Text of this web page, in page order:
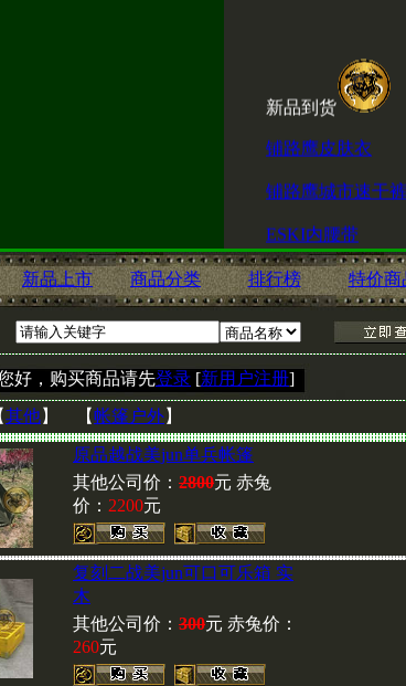
新品到货
铺路鹰皮肤衣
铺路鹰城市速干裤
ESKI内腰带
喜讯！赤
击
http://
现赤兔新到瑞士
发光材料，保证
赤兔新到各种图
新品上市 商品分类 排行榜 特价商
好，购买商品请先登录 [新用户注册]
其他】 【帐篷户外】
原品越战美jun单兵帐篷
其他公司价： 2800元 赤兔
价： 2200元
复刻二战美jun可口可乐箱 实
木
其他公司价： 300元 赤兔价：
260元